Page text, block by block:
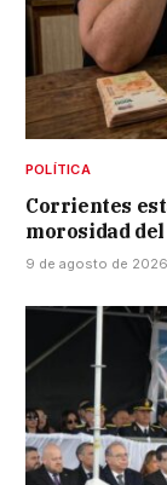
POLÍTICA
Corrientes
morosidad
9 de agosto de 2026